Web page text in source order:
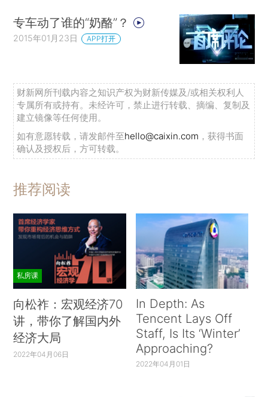
专车动了谁的“奶酪”？
2015年01月23日 APP打开
财新网所刊载内容之知识产权为财新传媒及/或相关权利人
专属所有或持有。未经许可，禁止进行转载、摘编、复制及
建立镜像等任何使用。
如有意愿转载，请发邮件至hello@caixin.com ，获得书面
确认及授权后，方可转载。
推荐阅读
私房课
向松祚：宏观经济70
讲，带你了解国内外
经济大局
2022年04月06日
In Depth: As
Tencent Lays Off
Staff, Is Its ‘Winter’
Approaching?
2022年04月01日